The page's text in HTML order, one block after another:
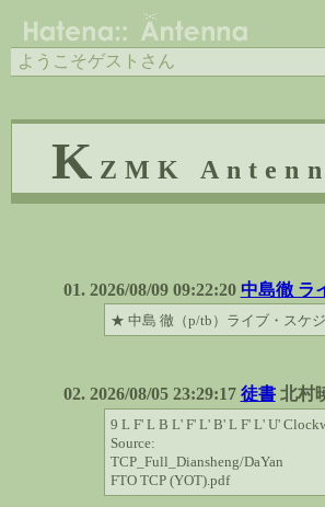
ようこそゲストさん
K ZMK
2026/08/09 09:22:20 中島徹 ラ
★ 中島 徹（p/tb）ライブ・スケ
2026/08/05 23:29:17 徒書 北村
9 L F' L B L' F' L' B' L F' L' U'
Source:
TCP_Full_Diansheng/DaYan
FTO TCP (YOT).pdf